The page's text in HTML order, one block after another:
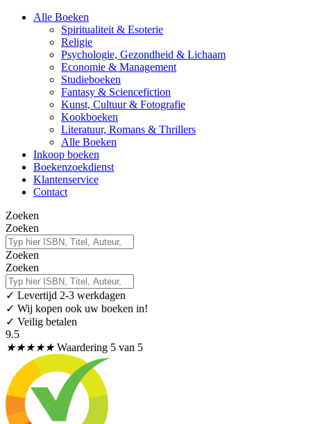
Alle Boeken
Spiritualiteit & Esoterie
Religie
Psychologie, Gezondheid & Lichaam
Economie & Management
Studieboeken
Fantasy & Sciencefiction
Kunst, Cultuur & Fotografie
Kookboeken
Literatuur, Romans & Thrillers
Alle Boeken
Inkoop boeken
Boekenzoekdienst
Klantenservice
Contact
Zoeken
Zoeken
Zoeken
Zoeken
✓ Levertijd 2-3 werkdagen
✓ Wij kopen ook uw boeken in!
✓ Veilig betalen
9.5
★★★★★ Waardering 5 van 5